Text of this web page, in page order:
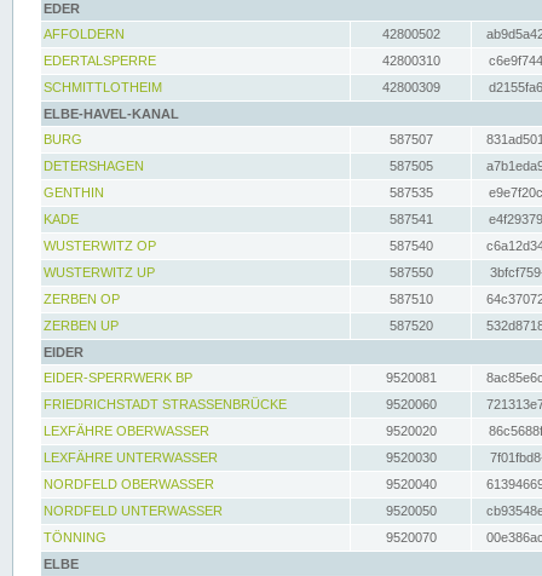
EDER
AFFOLDERN
42800502
EDERTALSPERRE
42800310
SCHMITTLOTHEIM
42800309
ELBE-HAVEL-KANAL
BURG
587507
DETERSHAGEN
587505
GENTHIN
587535
KADE
587541
WUSTERWITZ OP
587540
WUSTERWITZ UP
587550
ZERBEN OP
587510
ZERBEN UP
587520
EIDER
EIDER-SPERRWERK BP
9520081
FRIEDRICHSTADT STRASSENBRÜCKE
9520060
LEXFÄHRE OBERWASSER
9520020
LEXFÄHRE UNTERWASSER
9520030
NORDFELD OBERWASSER
9520040
NORDFELD UNTERWASSER
9520050
TÖNNING
9520070
ELBE